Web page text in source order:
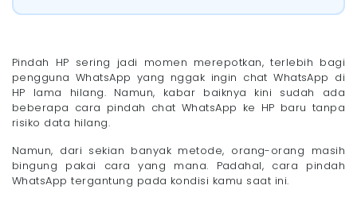
Pindah HP sering jadi momen merepotkan, terlebih bagi
pengguna WhatsApp yang nggak ingin chat WhatsApp di
HP lama hilang. Namun, kabar baiknya kini sudah ada
beberapa cara pindah chat WhatsApp ke HP baru tanpa
risiko data hilang.
Namun, dari sekian banyak metode, orang-orang masih
bingung pakai cara yang mana. Padahal, cara pindah
WhatsApp tergantung pada kondisi kamu saat ini.